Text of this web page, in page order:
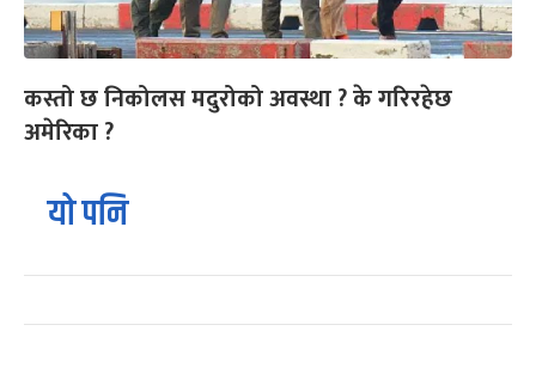
कस्तो छ निकोलस मदुरोको अवस्था ? के गरिरहेछ
अमेरिका ?
यो पनि